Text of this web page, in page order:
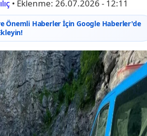
• Eklenme: 26.07.2026 - 12:11
Önemli Haberler İçin Google Haberler'de